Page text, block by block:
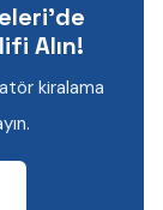
Alın!
kiralama